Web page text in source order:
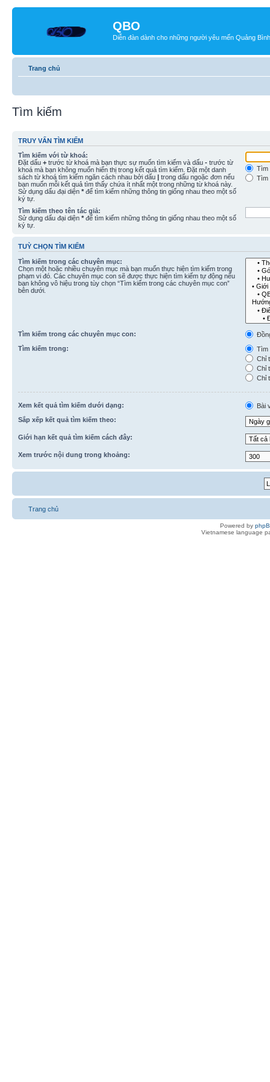
QBO
Diễn đàn dành cho những người yêu mến Quảng Bình
Trang chủ
Tìm kiếm
TRUY VẤN TÌM KIẾM
Tìm kiếm với từ khoá:
Đặt dấu + trước từ khoá mà bạn thực sự muốn tìm kiếm và dấu - trước từ
khoá mà bạn không muốn hiển thị trong kết quả tìm kiếm. Đặt một danh
sách từ khoá tìm kiếm ngăn cách nhau bởi dấu | trong dấu ngoặc đơn nếu
bạn muốn mỗi kết quả tìm thấy chứa ít nhất một trong những từ khoá này.
Sử dụng dấu đại diện * để tìm kiếm những thông tin giống nhau theo một số
ký tự.
Tìm
Tìm
Tìm kiếm theo tên tác giả:
Sử dụng dấu đại diện * để tìm kiếm những thông tin giống nhau theo một số
ký tự.
TUỲ CHỌN TÌM KIẾM
Tìm kiếm trong các chuyên mục:
Chọn một hoặc nhiều chuyên mục mà bạn muốn thực hiện tìm kiếm trong
phạm vi đó. Các chuyên mục con sẽ được thực hiện tìm kiếm tự động nếu
bạn không vô hiệu trong tùy chọn “Tìm kiếm trong các chuyên mục con”
bên dưới.
Tìm kiếm trong các chuyên mục con:
Tìm kiếm trong:
Tìm
Chỉ
Chỉ
Chỉ
Xem kết quả tìm kiếm dưới dạng:
Bài
Sắp xếp kết quả tìm kiếm theo:
Giới hạn kết quả tìm kiếm cách đây:
Xem trước nội dung trong khoảng:
Trang chủ
Powered by
Vietnamese language